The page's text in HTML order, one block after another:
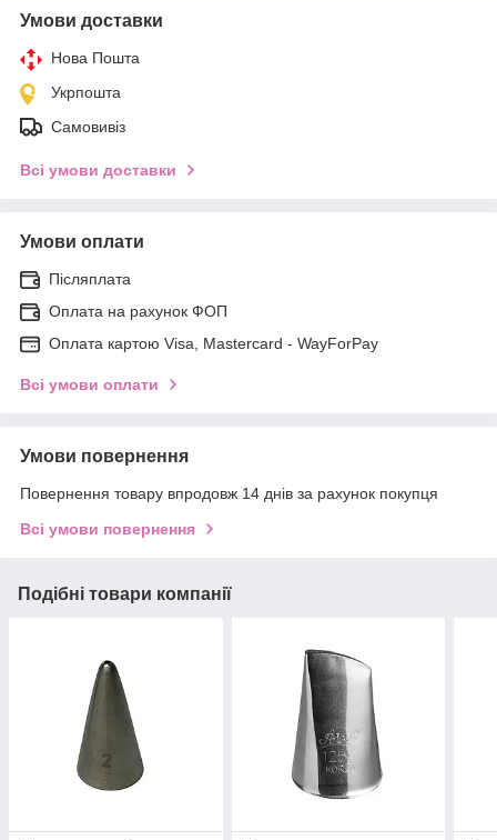
Умови доставки
Нова Пошта
Укрпошта
Самовивіз
Всі умови доставки
Умови оплати
Післяплата
Оплата на рахунок ФОП
Оплата картою Visa, Mastercard - WayForPay
Всі умови оплати
Умови повернення
Повернення товару впродовж 14 днів за рахунок покупця
Всі умови повернення
Подібні товари компанії